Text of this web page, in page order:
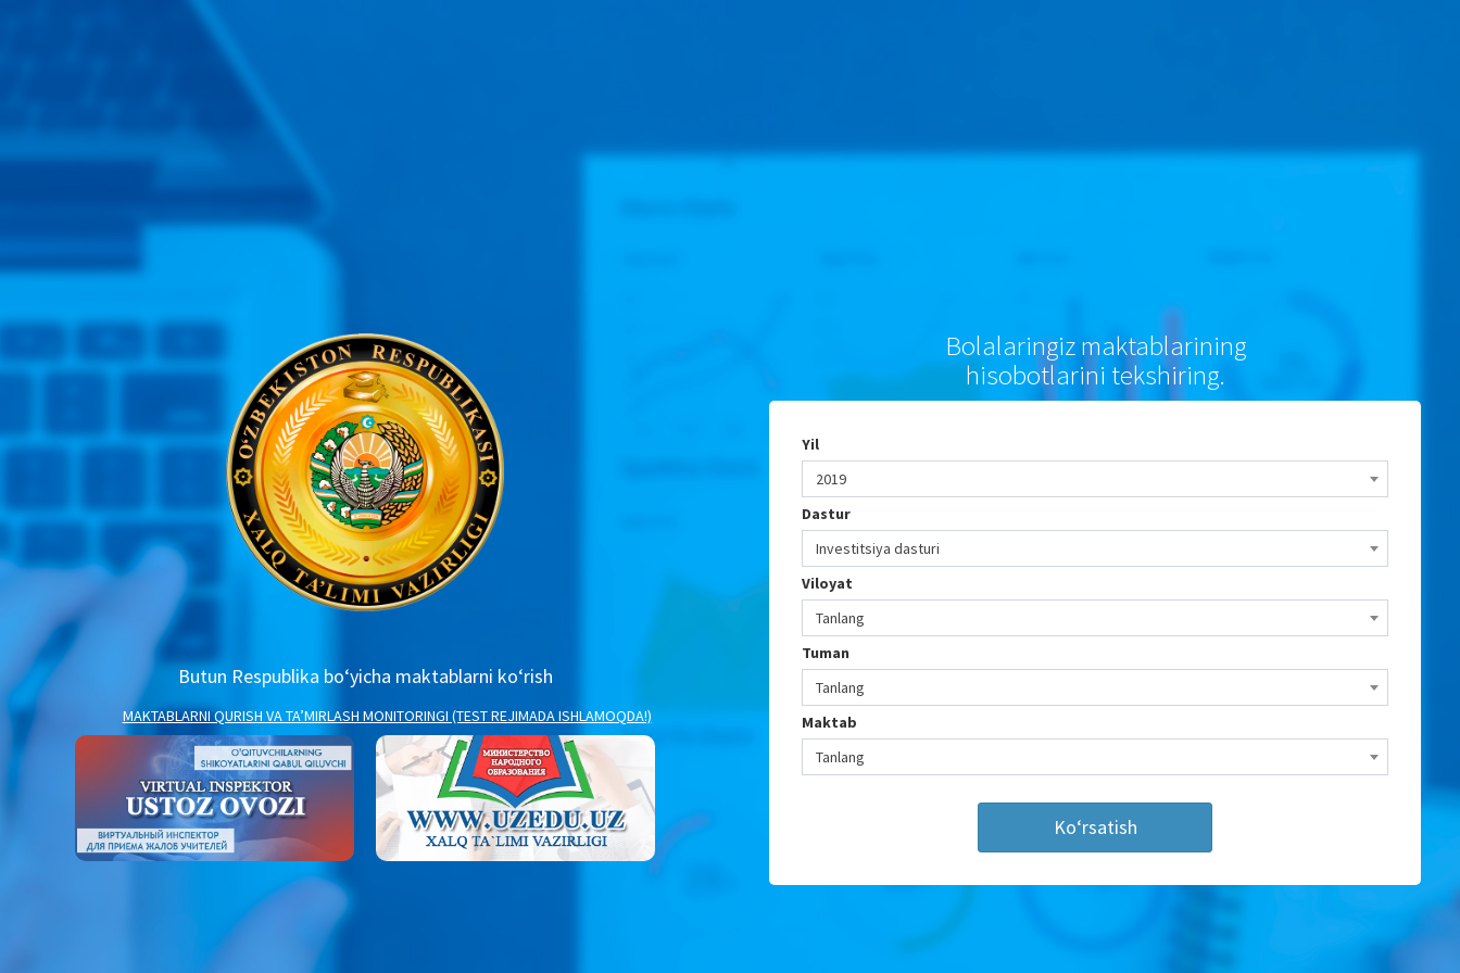
Butun Respublika bo‘yicha maktablarni ko‘rish
MAKTABLARNI QURISH VA TAʼMIRLASH MONITORINGI (TEST REJIMADA ISHLAMOQDA!)
Bolalaringiz maktablarining
hisobotlarini tekshiring.
Yil
2019
Dastur
Investitsiya dasturi
Viloyat
Tanlang
Tuman
Tanlang
Maktab
Tanlang
Ko‘rsatish